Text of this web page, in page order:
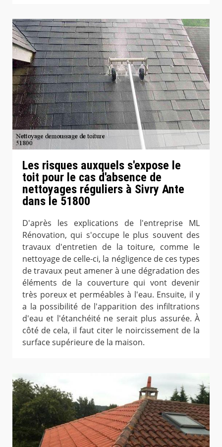
Les risques auxquels s'expose le
toit pour le cas d'absence de
nettoyages réguliers à Sivry Ante
dans le 51800
D'après les explications de l'entreprise ML
Rénovation, qui s'occupe le plus souvent des
travaux d'entretien de la toiture, comme le
nettoyage de celle-ci, la négligence de ces types
de travaux peut amener à une dégradation des
éléments de la couverture qui vont devenir
très poreux et perméables à l'eau. Ensuite, il y
a la possibilité de l'apparition des infiltrations
d'eau et l'étanchéité ne serait plus assurée. À
côté de cela, il faut citer le noircissement de la
surface supérieure de la maison.